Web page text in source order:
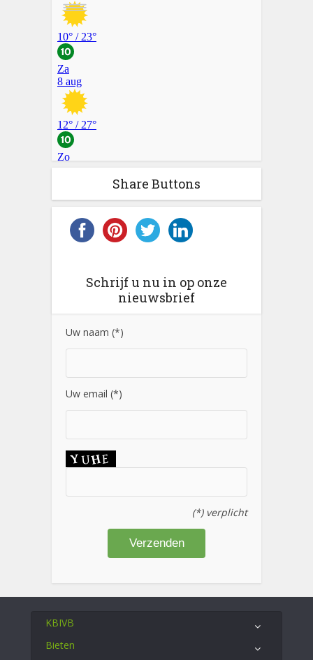
Share Buttons
Schrijf u nu in op onze
nieuwsbrief
Uw naam (*)
Uw email (*)
(*) verplicht
KBIVB
Bieten